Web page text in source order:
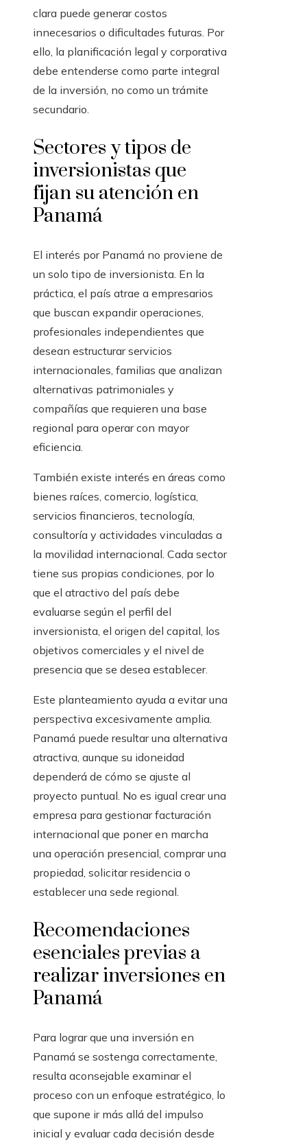
clara puede generar costos
innecesarios o dificultades futuras. Por
ello, la planificación legal y corporativa
debe entenderse como parte integral
de la inversión, no como un trámite
secundario.
Sectores y tipos de
inversionistas que
fijan su atención en
Panamá
El interés por Panamá no proviene de
un solo tipo de inversionista. En la
práctica, el país atrae a empresarios
que buscan expandir operaciones,
profesionales independientes que
desean estructurar servicios
internacionales, familias que analizan
alternativas patrimoniales y
compañías que requieren una base
regional para operar con mayor
eficiencia.
También existe interés en áreas como
bienes raíces, comercio, logística,
servicios financieros, tecnología,
consultoría y actividades vinculadas a
la movilidad internacional. Cada sector
tiene sus propias condiciones, por lo
que el atractivo del país debe
evaluarse según el perfil del
inversionista, el origen del capital, los
objetivos comerciales y el nivel de
presencia que se desea establecer.
Este planteamiento ayuda a evitar una
perspectiva excesivamente amplia.
Panamá puede resultar una alternativa
atractiva, aunque su idoneidad
dependerá de cómo se ajuste al
proyecto puntual. No es igual crear una
empresa para gestionar facturación
internacional que poner en marcha
una operación presencial, comprar una
propiedad, solicitar residencia o
establecer una sede regional.
Recomendaciones
esenciales previas a
realizar inversiones en
Panamá
Para lograr que una inversión en
Panamá se sostenga correctamente,
resulta aconsejable examinar el
proceso con un enfoque estratégico, lo
que supone ir más allá del impulso
inicial y evaluar cada decisión desde